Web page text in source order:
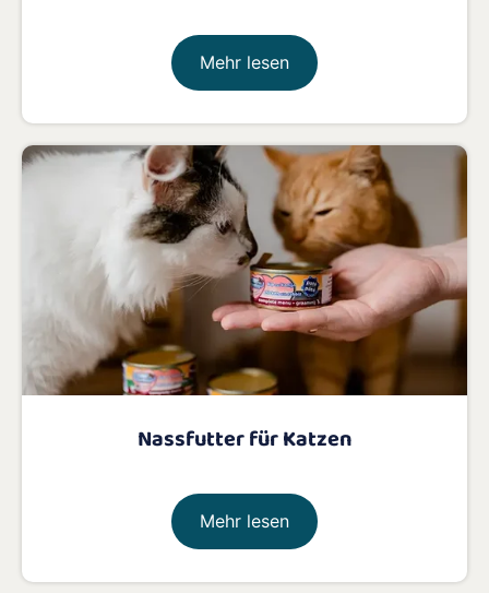
Mehr lesen
Nassfutter für Katzen
Mehr lesen